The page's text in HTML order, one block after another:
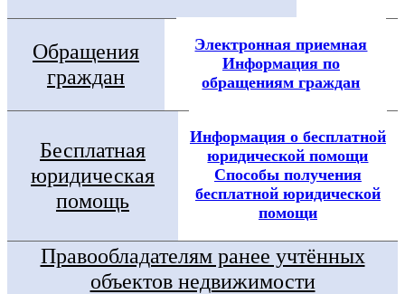
Обращения
граждан
Электронная приемная
Информация по
обращениям граждан
Бесплатная
юридическая
помощь
Информация о бесплатной
юридической помощи
Способы получения
бесплатной юридической
помощи
Правообладателям ранее учтённых
объектов недвижимости